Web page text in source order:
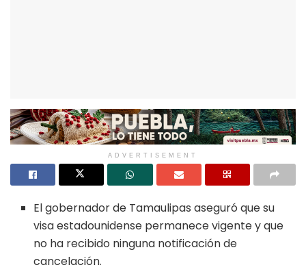
ADVERTISEMENT
El gobernador de Tamaulipas aseguró que su
visa estadounidense permanece vigente y que
no ha recibido ninguna notificación de
cancelación.